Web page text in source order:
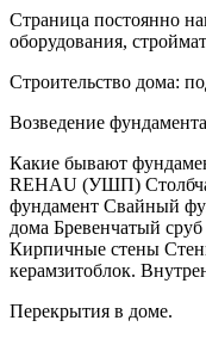
Страница постоянно
оборудования,
Строительство дома:
Возведение
Какие бывают
REHAU (УШП)
фундамент Свайный
дома Бревенчатый
Кирпичные стены
керамзитоблок.
Перекрытия в доме.